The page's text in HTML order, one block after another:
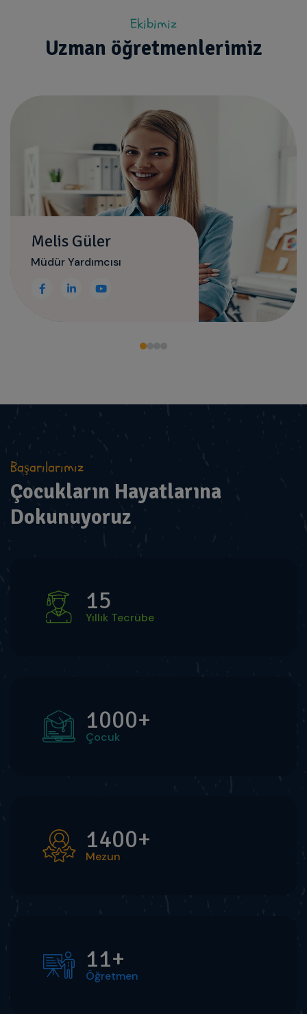
Ekibimiz
Uzman öğretmenlerimiz
Melis Güler
Müdür Yardımcısı
FacebookLinkedinYoutube
Başarılarımız
Çocukların Hayatlarına
Dokunuyoruz
15
Yıllık Tecrübe
1000+
Çocuk
1400+
Mezun
11+
Öğretmen